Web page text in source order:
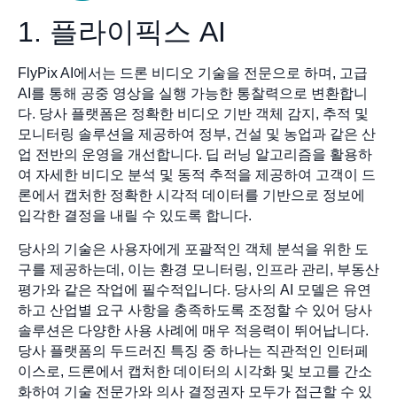
1. 플라이픽스 AI
FlyPix AI에서는 드론 비디오 기술을 전문으로 하며, 고급
AI를 통해 공중 영상을 실행 가능한 통찰력으로 변환합니
다. 당사 플랫폼은 정확한 비디오 기반 객체 감지, 추적 및
모니터링 솔루션을 제공하여 정부, 건설 및 농업과 같은 산
업 전반의 운영을 개선합니다. 딥 러닝 알고리즘을 활용하
여 자세한 비디오 분석 및 동적 추적을 제공하여 고객이 드
론에서 캡처한 정확한 시각적 데이터를 기반으로 정보에
입각한 결정을 내릴 수 있도록 합니다.
당사의 기술은 사용자에게 포괄적인 객체 분석을 위한 도
구를 제공하는데, 이는 환경 모니터링, 인프라 관리, 부동산
평가와 같은 작업에 필수적입니다. 당사의 AI 모델은 유연
하고 산업별 요구 사항을 충족하도록 조정할 수 있어 당사
솔루션은 다양한 사용 사례에 매우 적응력이 뛰어납니다.
당사 플랫폼의 두드러진 특징 중 하나는 직관적인 인터페
이스로, 드론에서 캡처한 데이터의 시각화 및 보고를 간소
화하여 기술 전문가와 의사 결정권자 모두가 접근할 수 있